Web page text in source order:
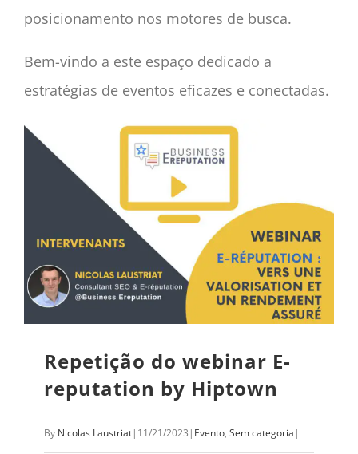
posicionamento nos motores de busca.
Bem-vindo a este espaço dedicado a
estratégias de eventos eficazes e conectadas.
Repetição do webinar E-
reputation by Hiptown
By Nicolas Laustriat| 11/21/2023 | Evento, Sem categoria |